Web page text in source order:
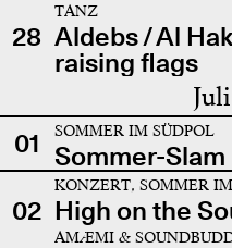
28
TANZ
Aldebs / Al
raising flags
01 SOMMER IM SÜDPOL
Sommer-Slam
02
KONZERT, SOMMER
High on the
AMÆMI &